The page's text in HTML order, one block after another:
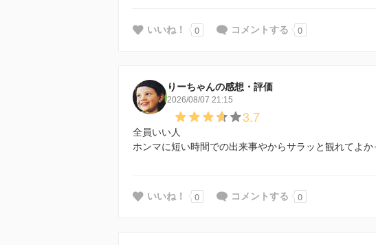
いいね！ 0 コメントする 0
りーちゃんの感想・評価
2026/08/07 21:15
3.7
全員いい人
ホンマに短い時間での出来事やからサラッと観れてよか
いいね！ 0 コメントする 0